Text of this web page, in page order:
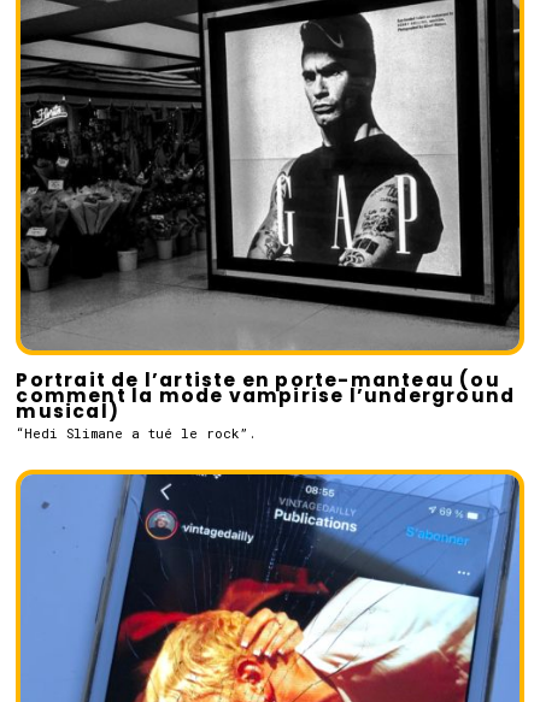
Portrait de l’artiste en porte-manteau (ou
comment la mode vampirise l’underground
musical)
“Hedi Slimane a tué le rock”.